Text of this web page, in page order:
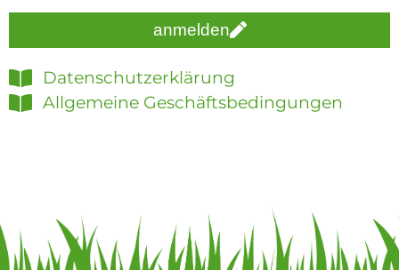
anmelden
Datenschutzerklärung
Allgemeine Geschäftsbedingungen